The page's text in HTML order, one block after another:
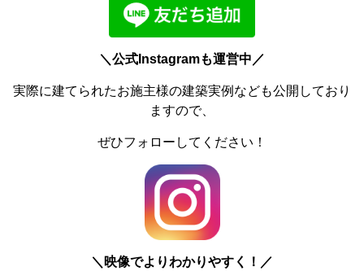
＼公式Instagramも運営中／
実際に建てられたお施主様の建築実例なども公開しており
ますので、
ぜひフォローしてください！
＼ 映像でよりわかりやすく！／